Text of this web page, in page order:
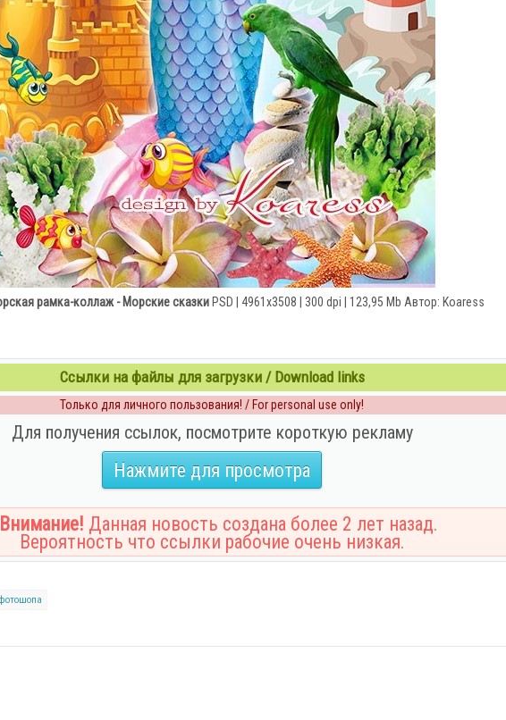
рамка-коллаж - Морские сказкиPSD | 4961x3508 | 300 dpi | 123,95 Mb Автор: Koaress
Ссылки на файлы для загрузки / Download links
Только для личного пользования! / For personal use only!
Для получения ссылок, посмотрите короткую рекламу
Нажмите для просмотра
Данная новость создана более 2 лет назад.
Вероятность что ссылки рабочие очень низкая.